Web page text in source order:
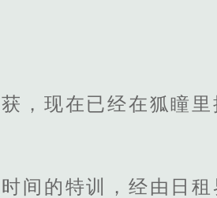
，现在已经在狐瞳里
间的特训，经由日